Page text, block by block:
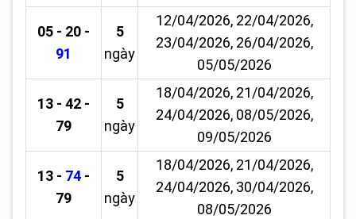
05 - 20 -
91
5
ngày
12/04/2026, 22/04/2026,
23/04/2026, 26/04/2026,
05/05/2026
13 - 42 -
79
5
ngày
18/04/2026, 21/04/2026,
24/04/2026, 08/05/2026,
09/05/2026
13 - 74 -
79
5
ngày
18/04/2026, 21/04/2026,
24/04/2026, 30/04/2026,
08/05/2026